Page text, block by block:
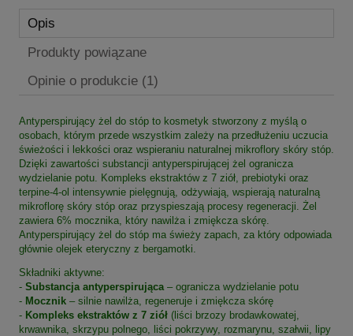
Opis
Produkty powiązane
Opinie o produkcie (1)
Antyperspirujący żel do stóp to kosmetyk stworzony z myślą o
osobach, którym przede wszystkim zależy na przedłużeniu uczucia
świeżości i lekkości oraz wspieraniu naturalnej mikroflory skóry stóp.
Dzięki zawartości substancji antyperspirującej żel ogranicza
wydzielanie potu. Kompleks ekstraktów z 7 ziół, prebiotyki oraz
terpine-4-ol intensywnie pielęgnują, odżywiają, wspierają naturalną
mikroflorę skóry stóp oraz przyspieszają procesy regeneracji. Żel
zawiera 6% mocznika, który nawilża i zmiękcza skórę.
Antyperspirujący żel do stóp ma świeży zapach, za który odpowiada
głównie olejek eteryczny z bergamotki.
Składniki aktywne:
- Substancja antyperspirująca – ogranicza wydzielanie potu
- Mocznik – silnie nawilża, regeneruje i zmiękcza skórę
- Kompleks ekstraktów z 7 ziół (liści brzozy brodawkowatej,
krwawnika, skrzypu polnego, liści pokrzywy, rozmarynu, szałwii, lipy